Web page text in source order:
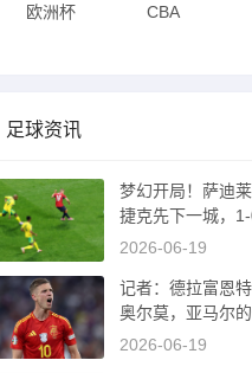
欧洲杯 CBA
足球资讯
梦幻开局！萨迪莱
捷克先下一城，
2026-06-19
记者：德拉富恩
奥尔莫，亚马尔的
观察
2026-06-19